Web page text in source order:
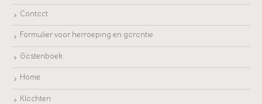
Contact
Formulier voor herroeping en garantie
Gastenboek
Home
Klachten